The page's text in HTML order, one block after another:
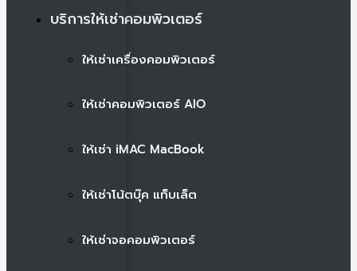
บริการให้เช่าคอมพิวเตอร์
ให้เช่าเครื่องคอมพิวเตอร์
ให้เช่าคอมพิวเตอร์ AIO
ให้เช่า iMAC MacBook
ให้เช่าโน้ตบุ๊ค แท็บเล็ต
ให้เช่าจอคอมพิวเตอร์